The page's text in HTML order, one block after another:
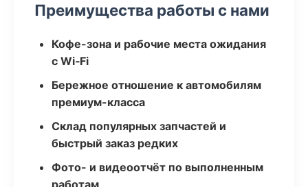
Преимущества работы с нами
Кофе-зона и рабочие места ожидания
с Wi‑Fi
Бережное отношение к автомобилям
премиум-класса
Склад популярных запчастей и
быстрый заказ редких
Фото- и видеоотчёт по выполненным
работам